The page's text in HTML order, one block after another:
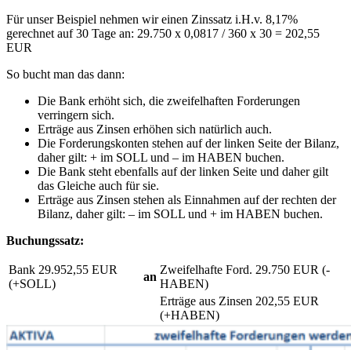
Für unser Beispiel nehmen wir einen Zinssatz i.H.v. 8,17%
gerechnet auf 30 Tage an: 29.750 x 0,0817 / 360 x 30 = 202,55
EUR
So bucht man das dann:
Die Bank erhöht sich, die zweifelhaften Forderungen
verringern sich.
Erträge aus Zinsen erhöhen sich natürlich auch.
Die Forderungskonten stehen auf der linken Seite der Bilanz,
daher gilt: + im SOLL und – im HABEN buchen.
Die Bank steht ebenfalls auf der linken Seite und daher gilt
das Gleiche auch für sie.
Erträge aus Zinsen stehen als Einnahmen auf der rechten der
Bilanz, daher gilt: – im SOLL und + im HABEN buchen.
Buchungssatz:
Bank 29.952,55 EUR
(+SOLL)
an
Zweifelhafte Ford. 29.750 EUR (-
HABEN)
Erträge aus Zinsen 202,55 EUR
(+HABEN)